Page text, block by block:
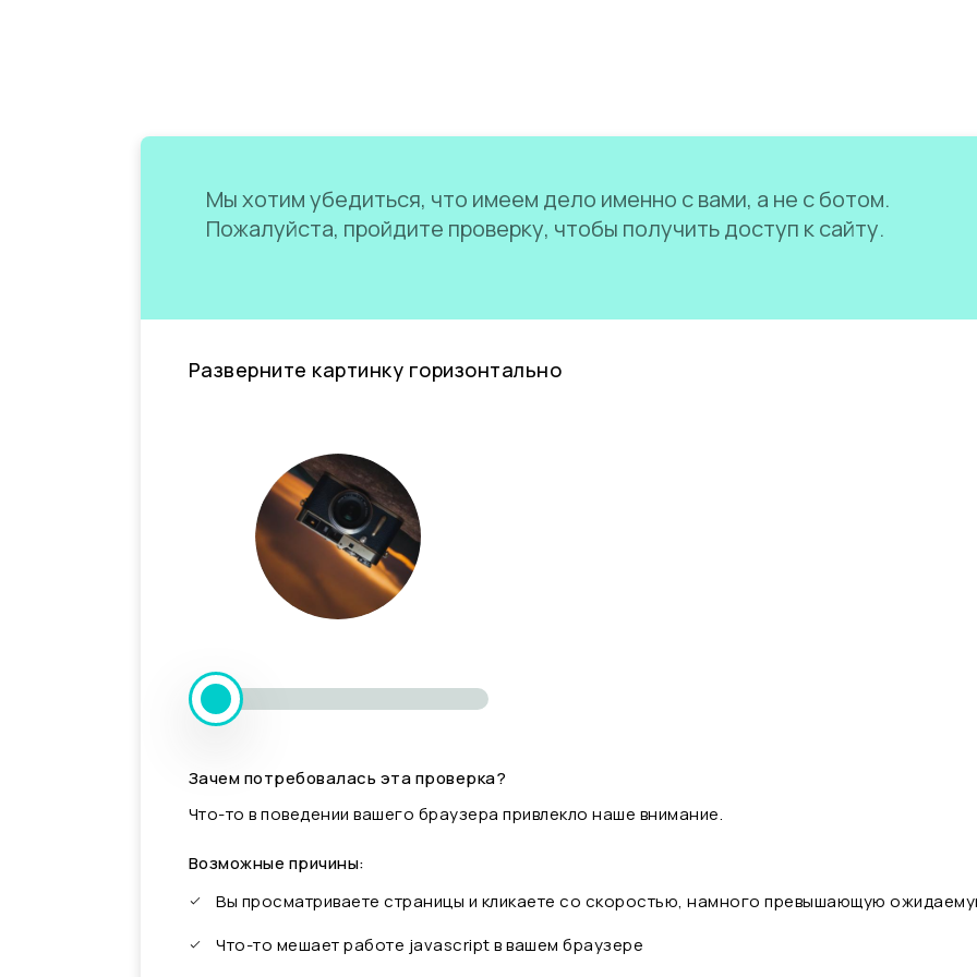
Мы хотим убедиться, что имеем дело именно с вами, а не с ботом.
Пожалуйста, пройдите проверку, чтобы получить доступ к сайту.
Разверните картинку горизонтально
Зачем потребовалась эта проверка?
Что-то в поведении вашего браузера привлекло наше внимание.
Возможные причины:
Вы просматриваете страницы и кликаете со скоростью, намного превышающую
Что-то мешает работе javascript в вашем браузере